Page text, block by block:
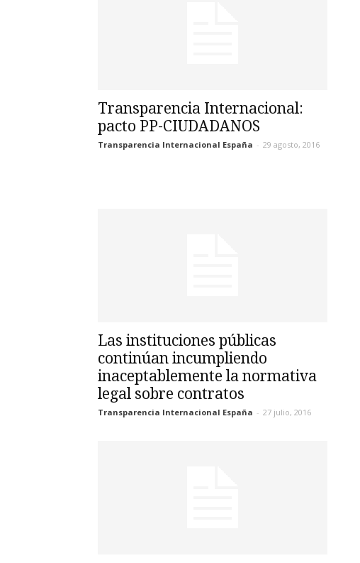
Transparencia Internacional:
pacto PP-CIUDADANOS
Transparencia Internacional España - 29 agosto, 2016
Las instituciones públicas
continúan incumpliendo
inaceptablemente la normativa
legal sobre contratos
Transparencia Internacional España - 27 julio, 2016